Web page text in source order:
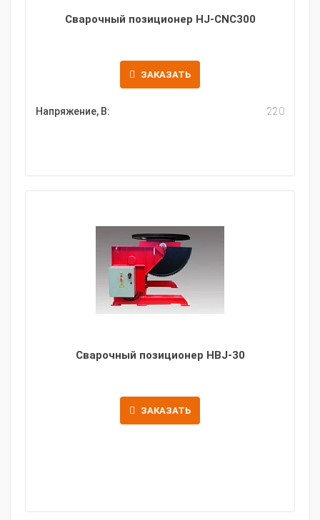
Сварочный позиционер HJ-CNC300
ЗАКАЗАТЬ
Напряжение, В: 220
Сварочный позиционер HBJ-30
ЗАКАЗАТЬ